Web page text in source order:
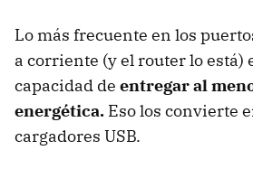
Lo más frecuente en los
a corriente (y el router lo está)
capacidad de entregar al
energética. Eso los convierte
cargadores USB.